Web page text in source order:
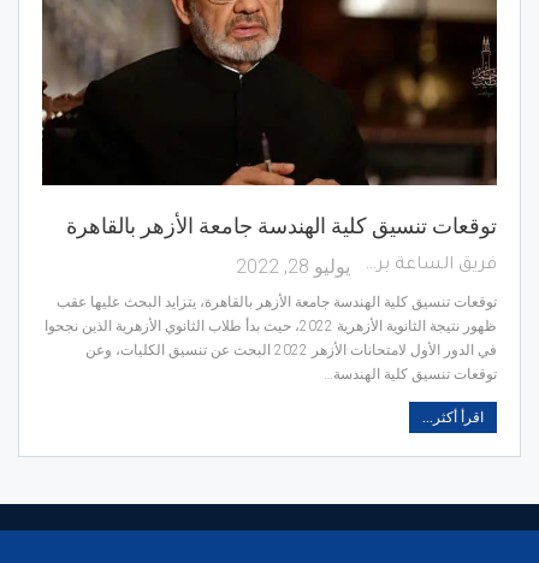
توقعات تنسيق كلية الهندسة جامعة الأزهر بالقاهرة
فريق الساعة برس يوليو 28, 2022
توقعات تنسيق كلية الهندسة جامعة الأزهر بالقاهرة، يتزايد البحث عليها عقب
ظهور نتيجة الثانوية الأزهرية 2022، حيث بدأ طلاب الثانوي الأزهرية الذين نجحوا
في الدور الأول لامتحانات الأزهر 2022 البحث عن تنسيق الكليات، وعن
توقعات تنسيق كلية الهندسة…
اقرأ أكثر...